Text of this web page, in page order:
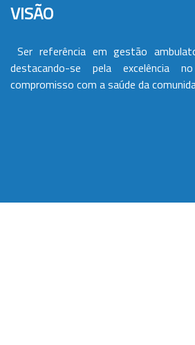
VISÃO
Ser referência em gestão
destacando-se pela excelência
compromisso com a saúde da